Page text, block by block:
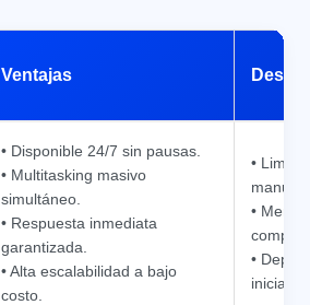
Ventajas
• Disponible 24/7 sin pausas.
• Multitasking masivo
simultáneo.
• Respuesta inmediata
garantizada.
• Alta escalabilidad a bajo
costo.
•
•
•
inicial.